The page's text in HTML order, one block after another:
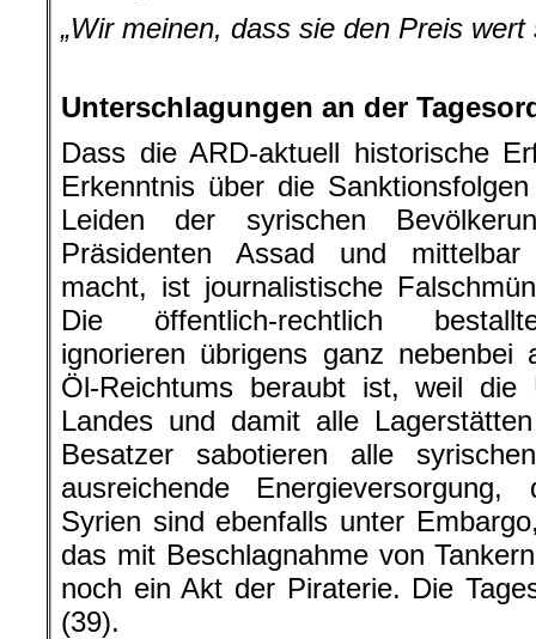
„Wir meinen, dass sie den Preis wert
Unterschlagungen an der
Dass die ARD-aktuell historische
Erkenntnis über die
Leiden der syrischen
Präsidenten Assad und mittelbar
macht, ist journalistische
Die öffentlich-rechtlich
ignorieren übrigens ganz nebenbei
Öl-Reichtums beraubt ist, weil die
Landes und damit alle
Besatzer sabotieren alle
ausreichende
Syrien sind ebenfalls unter
das mit Beschlagnahme von
noch ein Akt der Piraterie. Die
(39).